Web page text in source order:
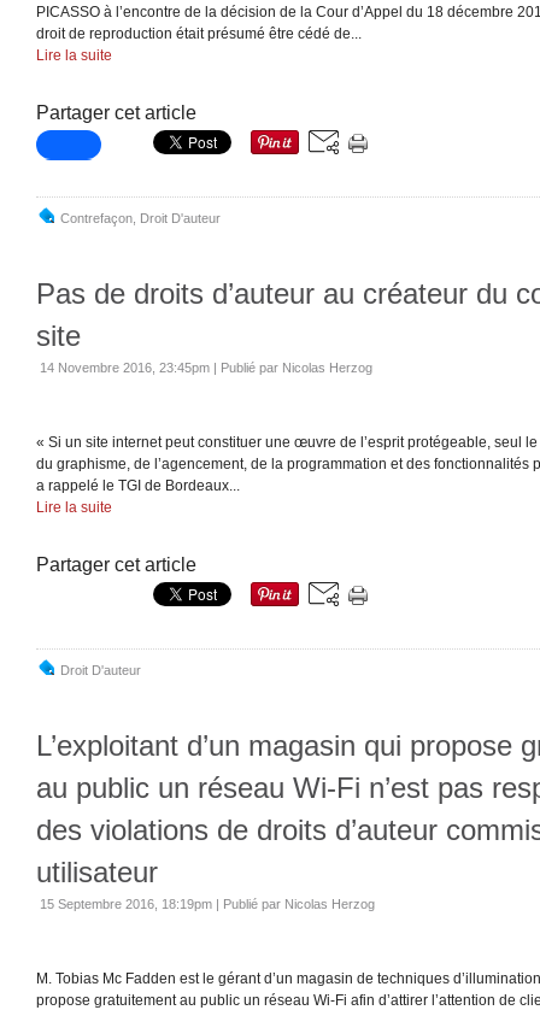
PICASSO à l’encontre de la décision de la Cour d’Appel du 18 décembre
droit de reproduction était présumé être cédé de...
Lire la suite
Partager cet article
Contrefaçon Droit D'auteur
Pas de droits d’auteur au créateur du
site
14 Novembre 2016, 23:45pm | Publié par Nicolas Herzog
« Si un site internet peut constituer une œuvre de l’esprit protégeable, seul
du graphisme, de l’agencement, de la programmation et des fonctionnalités
a rappelé le TGI de Bordeaux...
Lire la suite
Partager cet article
Droit D'auteur
L’exploitant d’un magasin qui propose
au public un réseau Wi-Fi n’est pas
des violations de droits d’auteur
utilisateur
15 Septembre 2016, 18:19pm | Publié par Nicolas Herzog
M. Tobias Mc Fadden est le gérant d’un magasin de techniques
propose gratuitement au public un réseau Wi-Fi afin d’attirer l’attention de